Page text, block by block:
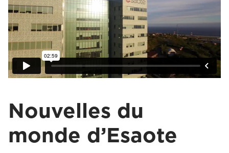
Nouvelles du
monde d’Esaote